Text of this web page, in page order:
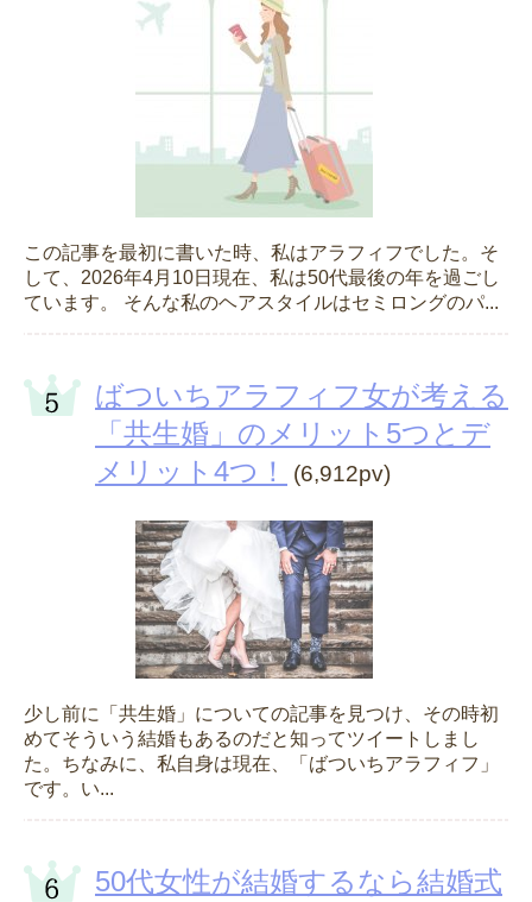
この記事を最初に書いた時、私はアラフィフでした。そ
して、2026年4月10日現在、私は50代最後の年を過ごし
ています。 そんな私のヘアスタイルはセミロングのパ...
ばついちアラフィフ女が考える
「共生婚」のメリット5つとデ
メリット4つ！
(6,912pv)
少し前に「共生婚」についての記事を見つけ、その時初
めてそういう結婚もあるのだと知ってツイートしまし
た。ちなみに、私自身は現在、「ばついちアラフィフ」
です。い...
50代女性が結婚するなら結婚式